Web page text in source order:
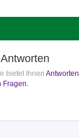
bietet Ihnen Antworten
Fragen.